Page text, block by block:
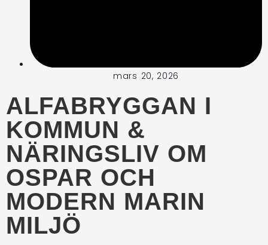
mars 20, 2026
ALFABRYGGAN I
KOMMUN &
NÄRINGSLIV OM
OSPAR OCH
MODERN MARIN
MILJÖ